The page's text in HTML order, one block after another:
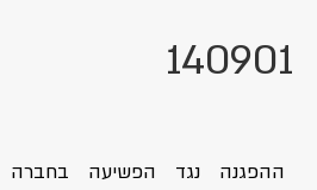
140901
ההפגנה נגד הפשיעה